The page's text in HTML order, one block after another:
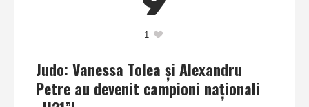
1
Judo: Vanessa Tolea şi Alexandru
Petre au devenit campioni naţionali